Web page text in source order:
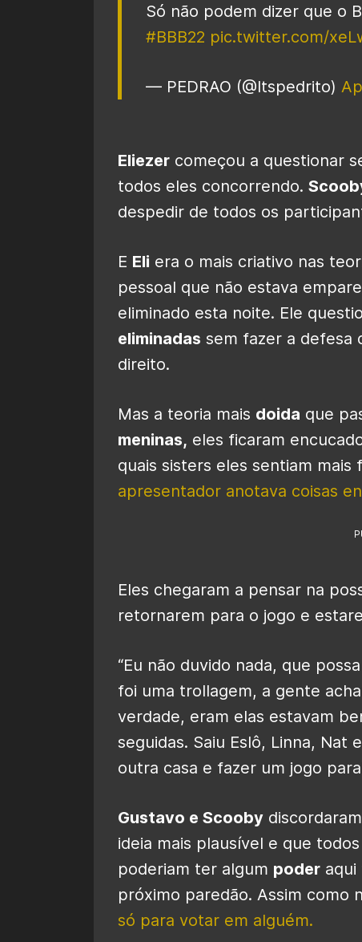
Só não podem dizer que o
#BBB22 pic.twitter.com/
— PEDRAO (@Itspedrito)
Eliezer começou a questionar
todos eles concorrendo.
despedir de todos os
E Eli era o mais criativo nas
pessoal que não estava
eliminado esta noite. Ele
eliminadas sem fazer a defesa
direito.
Mas a teoria mais doida que
meninas, eles ficaram
quais sisters eles sentiam
apresentador anotava coisas
Eles chegaram a pensar na
retornarem para o jogo e
“Eu não duvido nada, que
foi uma trollagem, a gente
verdade, eram elas estavam
seguidas. Saiu Eslô, Linna, Nat
outra casa e fazer um jogo
Gustavo e Scooby
ideia mais plausível e que
poderiam ter algum poder
próximo paredão. Assim como
só para votar em alguém.